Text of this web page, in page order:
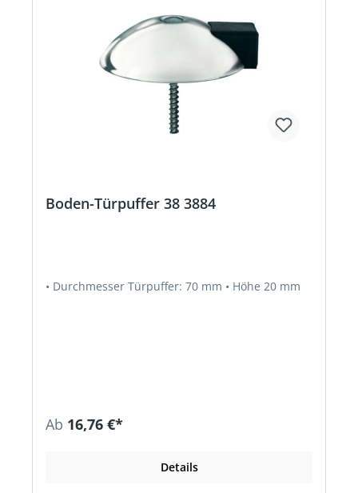
Boden-Türpuffer 38 3884
• Durchmesser Türpuffer: 70 mm • Höhe 20 mm
Ab 16,76 €*
Details